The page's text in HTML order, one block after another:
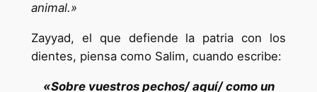
animal.»
Zayyad, el que defiende la patria con los
dientes, piensa como Salim, cuando escribe:
«Sobre vuestros pechos/ aquí/ como un